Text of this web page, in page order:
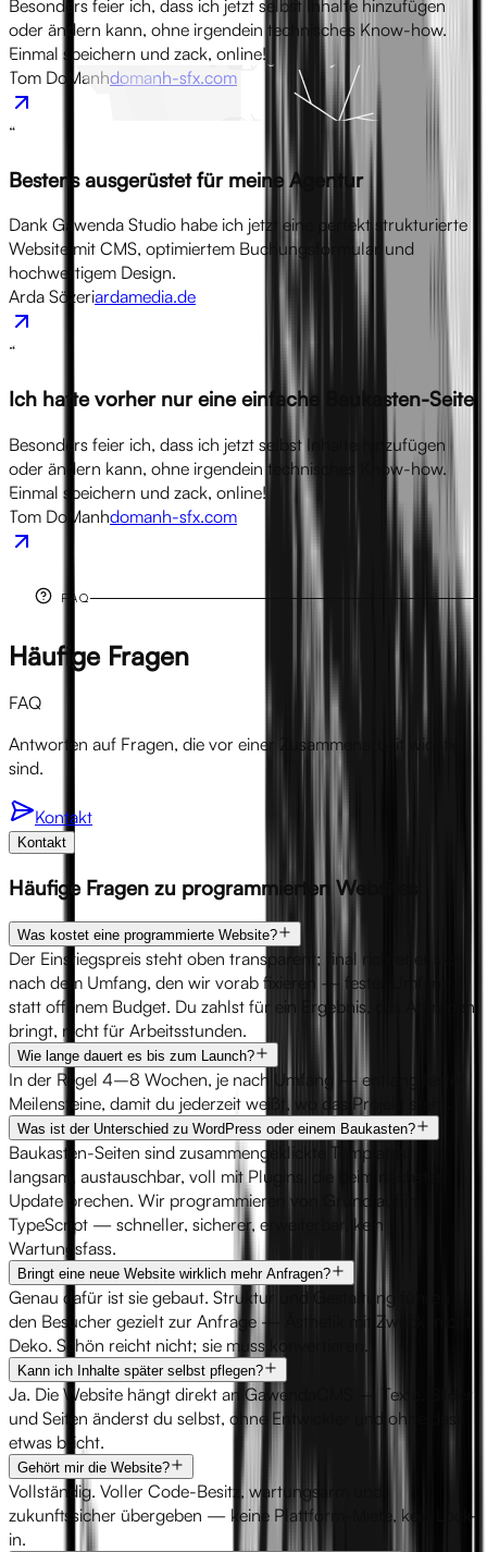
Besonders feier ich, dass ich jetzt selbst Inhalte hinzufügen
oder ändern kann, ohne irgendein technisches Know-how.
Einmal speichern und zack, online!
Tom DoManhdomanh-sfx.com
“
Bestens ausgerüstet für meine Agentur
Dank Gawenda Studio habe ich jetzt eine perfekt strukturierte
Website mit CMS, optimiertem Buchungsformular und
hochwertigem Design.
Arda Sözeriardamedia.de
“
Ich hatte vorher nur eine einfache Baukasten-Seite
Besonders feier ich, dass ich jetzt selbst Inhalte hinzufügen
oder ändern kann, ohne irgendein technisches Know-how.
Einmal speichern und zack, online!
Tom DoManhdomanh-sfx.com
FAQ
Häufige Fragen
FAQ
Antworten auf Fragen, die vor einer Zusammenarbeit wichtig
sind.
Kontakt
Kontakt
Häufige Fragen zu programmierten Websites
Was kostet eine programmierte Website?
Der Einstiegspreis steht oben transparent; final richtet er sich
nach dem Umfang, den wir vorab fixieren — fester Umfang
statt offenem Budget. Du zahlst für ein Ergebnis, das Anfragen
bringt, nicht für Arbeitsstunden.
Wie lange dauert es bis zum Launch?
In der Regel 4–8 Wochen, je nach Umfang — entlang fester
Meilensteine, damit du jederzeit weißt, wo das Projekt steht.
Was ist der Unterschied zu WordPress oder einem Baukasten?
Baukasten-Seiten sind zusammengeklickte Templates:
langsam, austauschbar, voll mit Plugins, die beim nächsten
Update brechen. Wir programmieren von Grund auf in
TypeScript — schneller, sicherer, erweiterbar, kein
Wartungsfass.
Bringt eine neue Website wirklich mehr Anfragen?
Genau dafür ist sie gebaut. Struktur und Gestaltung führen
den Besucher gezielt zur Anfrage — Ästhetik mit Zweck, nicht
Deko. Schön reicht nicht; sie muss konvertieren.
Kann ich Inhalte später selbst pflegen?
Ja. Die Website hängt direkt an GawendaCMS — Texte, Bilder
und Seiten änderst du selbst, ohne Entwickler und ohne dass
etwas bricht.
Gehört mir die Website?
Vollständig. Voller Code-Besitz, wartungsarm und
zukunftssicher übergeben — keine Plattform-Miete, kein Lock-
in.